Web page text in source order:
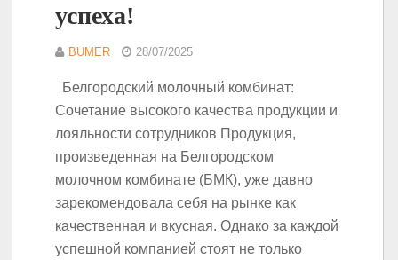
успеха!
BUMER 28/07/2025
Белгородский молочный комбинат:
Сочетание высокого качества продукции и
лояльности сотрудников Продукция,
произведенная на Белгородском
молочном комбинате (БМК), уже давно
зарекомендовала себя на рынке как
качественная и вкусная. Однако за каждой
успешной компанией стоят не только